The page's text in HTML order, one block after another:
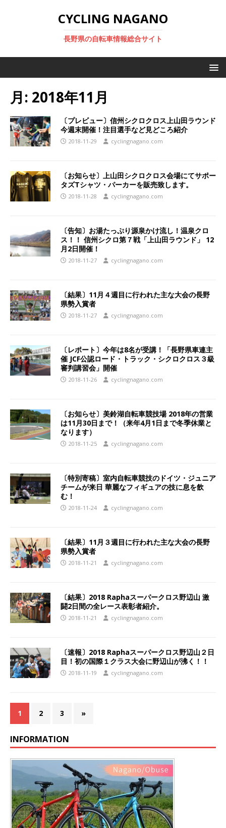
CYCLING NAGANO
長野県の自転車情報総合サイト
月: 2018年11月
〔プレビュー〕信州シクロクロス上山田ラウンド
今週末開催！注目選手など見どころ紹介
2018-11-29 cyclingnagano.com
〔お知らせ〕上山田シクロクロス会場にてサポー
タズTシャツ・パーカーを販売致します。
2018-11-28 cyclingnagano.com
〔告知〕お湯たっぷり源泉かけ流し！温泉クロ
ス！！ 信州シクロ第７戦「上山田ラウンド」 12
月2日開催！
2018-11-27 cyclingnagano.com
〔結果〕11月４週目に行われた主な大会の長野
県勢入賞者
2018-11-27 cyclingnagano.com
〔レポート〕今年は8名が受講！「長野県車連主
催 JCF公認ロード・トラック・シクロクロス３級
審判講習会」開催
2018-11-26 cyclingnagano.com
〔お知らせ〕美鈴湖自転車競技場 2018年の営業
は11月30日まで！（来年4月1日まで冬季休業と
なります）
2018-11-25 cyclingnagano.com
〔特別寄稿〕室内自転車競技のドイツ・ジュニア
チームが来日 華麗なフィギュアの技に息を飲
む！
2018-11-24 cyclingnagano.com
〔結果〕11月３週目に行われた主な大会の長野
県勢入賞者
2018-11-21 cyclingnagano.com
〔結果〕2018 Raphaスーパークロス野辺山 激
闘2日間の全レース表彰者紹介。
2018-11-21 cyclingnagano.com
〔速報〕2018 Raphaスーパークロス野辺山２日
目！初の国際１クラス大会に野辺山が沸く！！
2018-11-19 cyclingnagano.com
1 2 3 »
INFORMATION